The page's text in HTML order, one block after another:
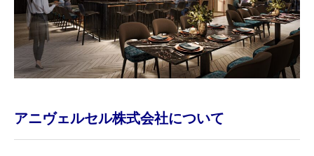
アニヴェルセル株式会社について